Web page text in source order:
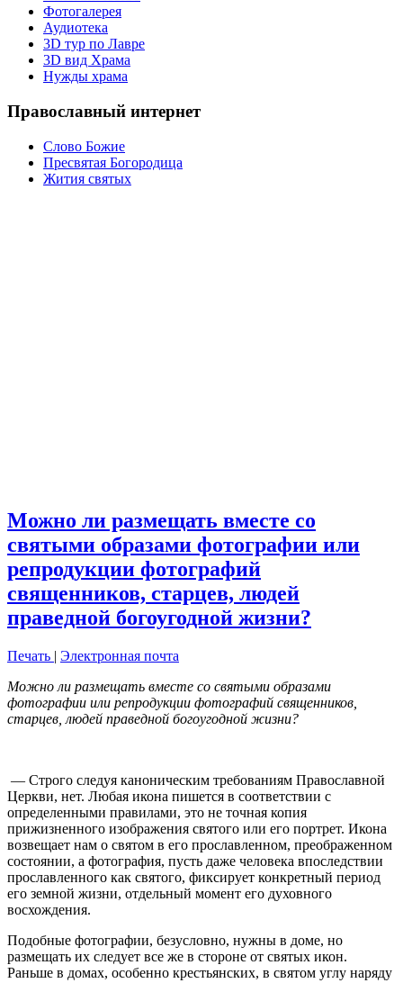
Фотогалерея
Аудиотека
3D тур по Лавре
3D вид Храма
Нужды храма
Православный интернет
Слово Божие
Пресвятая Богородица
Жития святых
Можно ли размещать вместе со
святыми образами фотографии или
репродукции фотографий
священников, старцев, людей
праведной богоугодной жизни?
Печать | Электронная почта
Можно ли размещать вместе со святыми образами
фотографии или репродукции фотографий священников,
старцев, людей праведной богоугодной жизни?
— Строго следуя каноническим требованиям Православной
Церкви, нет. Любая икона пишется в соответствии с
определенными правилами, это не точная копия
прижизненного изображения святого или его портрет. Икона
возвещает нам о святом в его прославленном, преображенном
состоянии, а фотография, пусть даже человека впоследствии
прославленного как святого, фиксирует конкретный период
его земной жизни, отдельный момент его духовного
восхождения.
Подобные фотографии, безусловно, нужны в доме, но
размещать их следует все же в стороне от святых икон.
Раньше в домах, особенно крестьянских, в святом углу наряду